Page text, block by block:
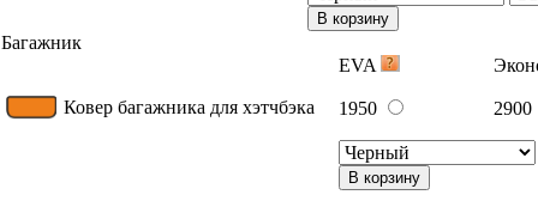
В корзину
Багажник
EVA
Ковер багажника для хэтчбэка 1950 2900
В корзину